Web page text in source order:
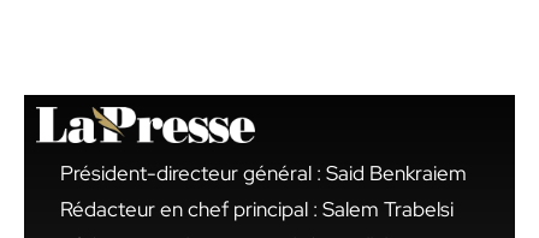
Président-directeur général : Said Benkraiem
Rédacteur en chef principal : Salem Trabelsi